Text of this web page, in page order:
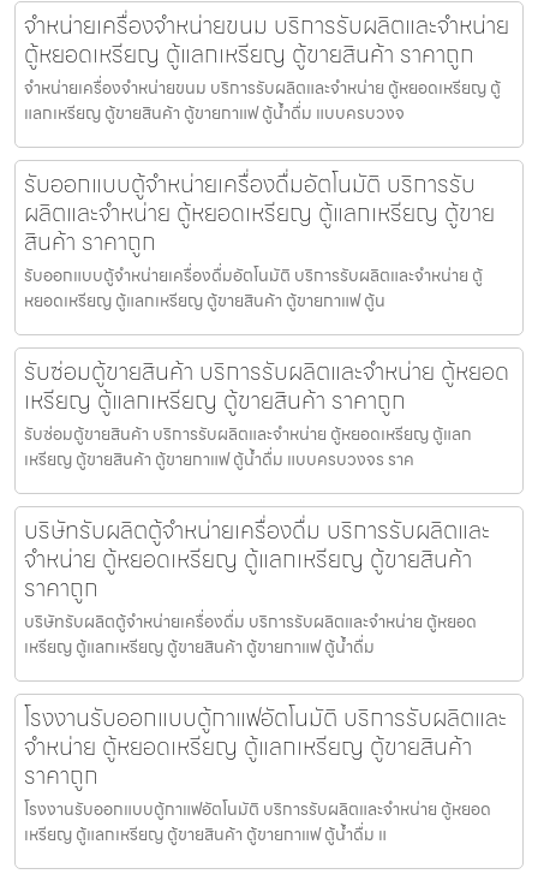
จำหน่ายเครื่องจำหน่ายขนม บริการรับผลิตและจำหน่าย
ตู้หยอดเหรียญ ตู้แลกเหรียญ ตู้ขายสินค้า ราคาถูก
จำหน่ายเครื่องจำหน่ายขนม บริการรับผลิตและจำหน่าย ตู้หยอดเหรียญ ตู้
แลกเหรียญ ตู้ขายสินค้า ตู้ขายกาแฟ ตู้น้ำดื่ม แบบครบวงจ
รับออกแบบตู้จำหน่ายเครื่องดื่ม​อัตโนมัติ บริการรับ
ผลิตและจำหน่าย ตู้หยอดเหรียญ ตู้แลกเหรียญ ตู้ขาย
สินค้า ราคาถูก
รับออกแบบตู้จำหน่ายเครื่องดื่ม​อัตโนมัติ บริการรับผลิตและจำหน่าย ตู้
หยอดเหรียญ ตู้แลกเหรียญ ตู้ขายสินค้า ตู้ขายกาแฟ ตู้น
รับซ่อมตู้ขายสินค้า บริการรับผลิตและจำหน่าย ตู้หยอด
เหรียญ ตู้แลกเหรียญ ตู้ขายสินค้า ราคาถูก
รับซ่อมตู้ขายสินค้า บริการรับผลิตและจำหน่าย ตู้หยอดเหรียญ ตู้แลก
เหรียญ ตู้ขายสินค้า ตู้ขายกาแฟ ตู้น้ำดื่ม แบบครบวงจร ราค
บริษัทรับผลิตตู้จำหน่ายเครื่องดื่ม บริการรับผลิตและ
จำหน่าย ตู้หยอดเหรียญ ตู้แลกเหรียญ ตู้ขายสินค้า
ราคาถูก
บริษัทรับผลิตตู้จำหน่ายเครื่องดื่ม บริการรับผลิตและจำหน่าย ตู้หยอด
เหรียญ ตู้แลกเหรียญ ตู้ขายสินค้า ตู้ขายกาแฟ ตู้น้ำดื่ม
โรงงานรับออกแบบตู้กาแฟ​อัตโนมัติ บริการรับผลิตและ
จำหน่าย ตู้หยอดเหรียญ ตู้แลกเหรียญ ตู้ขายสินค้า
ราคาถูก
โรงงานรับออกแบบตู้กาแฟ​อัตโนมัติ บริการรับผลิตและจำหน่าย ตู้หยอด
เหรียญ ตู้แลกเหรียญ ตู้ขายสินค้า ตู้ขายกาแฟ ตู้น้ำดื่ม แ